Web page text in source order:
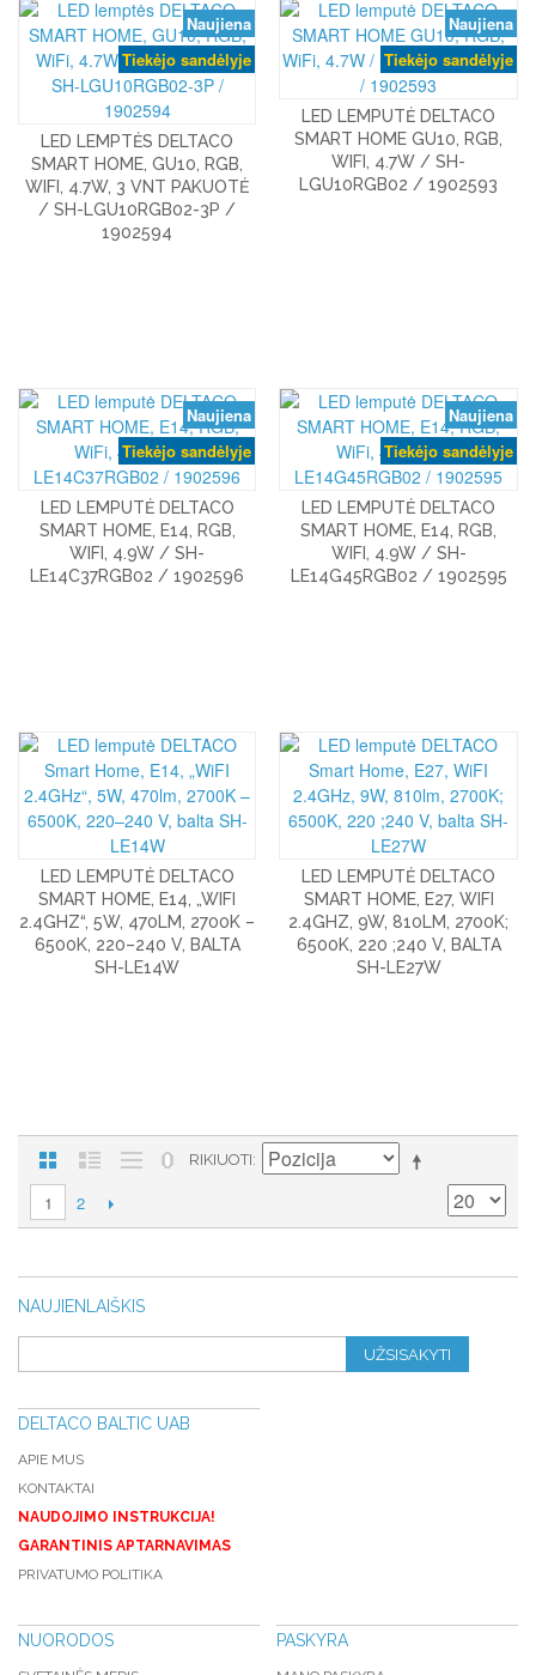
Naujiena
Tiekėjo sandėlyje
LED LEMPTĖS DELTACO
SMART HOME, GU10, RGB,
WIFI, 4.7W, 3 VNT PAKUOTĖ
/ SH-LGU10RGB02-3P /
1902594
Naujiena
Tiekėjo sandėlyje
LED LEMPUTĖ DELTACO
SMART HOME GU10, RGB,
WIFI, 4.7W / SH-
LGU10RGB02 / 1902593
Naujiena
Tiekėjo sandėlyje
LED LEMPUTĖ DELTACO
SMART HOME, E14, RGB,
WIFI, 4.9W / SH-
LE14C37RGB02 / 1902596
Naujiena
Tiekėjo sandėlyje
LED LEMPUTĖ DELTACO
SMART HOME, E14, RGB,
WIFI, 4.9W / SH-
LE14G45RGB02 / 1902595
LED LEMPUTĖ DELTACO
SMART HOME, E14, „WIFI
2.4GHZ“, 5W, 470LM, 2700K –
6500K, 220–240 V, BALTA
SH-LE14W
LED LEMPUTĖ DELTACO
SMART HOME, E27, WIFI
2.4GHZ, 9W, 810LM, 2700K;
6500K, 220 ;240 V, BALTA
SH-LE27W
RIKIUOTI
1 2
NAUJIENLAIŠKIS
UŽSISAKYTI
DELTACO BALTIC UAB
APIE MUS
KONTAKTAI
NAUDOJIMO INSTRUKCIJA!
GARANTINIS APTARNAVIMAS
PRIVATUMO POLITIKA
NUORODOS PASKYRA